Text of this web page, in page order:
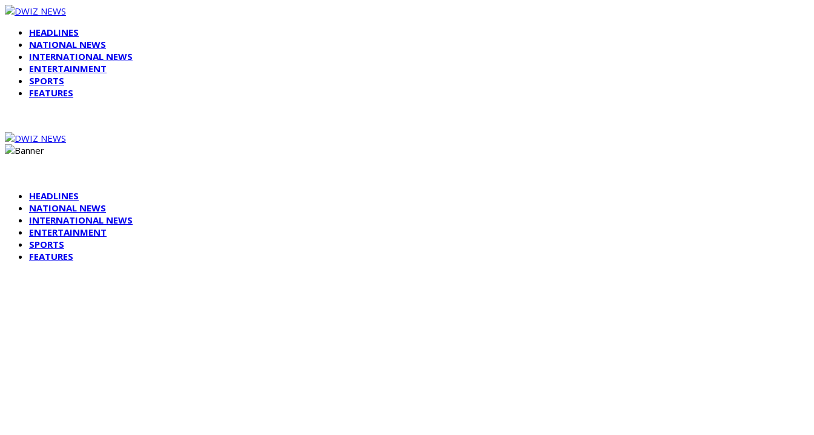
HEADLINES
NATIONAL NEWS
INTERNATIONAL NEWS
ENTERTAINMENT
SPORTS
FEATURES
HEADLINES
NATIONAL NEWS
INTERNATIONAL NEWS
ENTERTAINMENT
SPORTS
FEATURES